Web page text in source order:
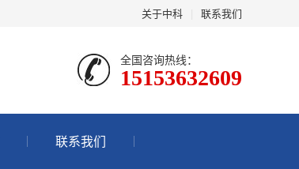
关于中科 联系我们
全国咨询热线：
15153632609
联系我们